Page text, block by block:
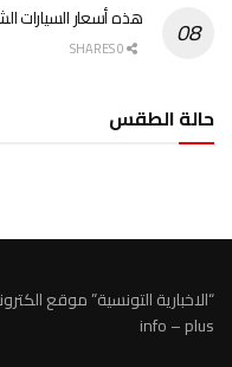
هذه أسعار السيارات
حالة الطقس
“الاخبارية التونسية” موقع
info – plus